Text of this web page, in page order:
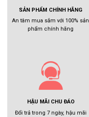
SẢN PHẨM CHÍNH HÃNG
An tâm mua sắm với 100% sản
phẩm chính hãng
HẬU MÃI CHU ĐÁO
Đổi trả trong 7 ngày, hậu mãi